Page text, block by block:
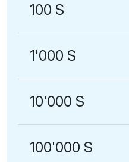
100 S
1'000 S
10'000 S
100'000 S